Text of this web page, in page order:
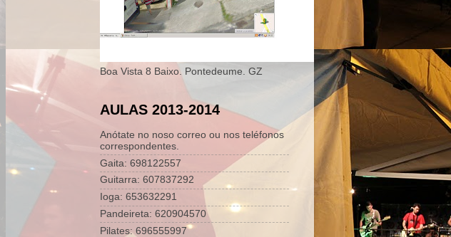
Boa Vista 8 Baixo. Pontedeume. GZ
AULAS 2013-2014
Anótate no noso correo ou nos teléfonos
correspondentes.
Gaita: 698122557
Guitarra: 607837292
Ioga: 653632291
Pandeireta: 620904570
Pilates: 696555997